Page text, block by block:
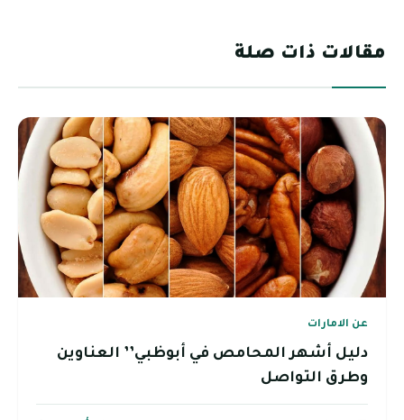
مقالات ذات صلة
عن الامارات
دليل أشهر المحامص في أبوظبي’’ العناوين
وطرق التواصل